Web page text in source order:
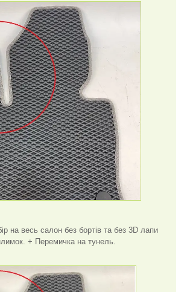
на весь салон без бортів та без 3D лапи
+ Перемичка на тунель.